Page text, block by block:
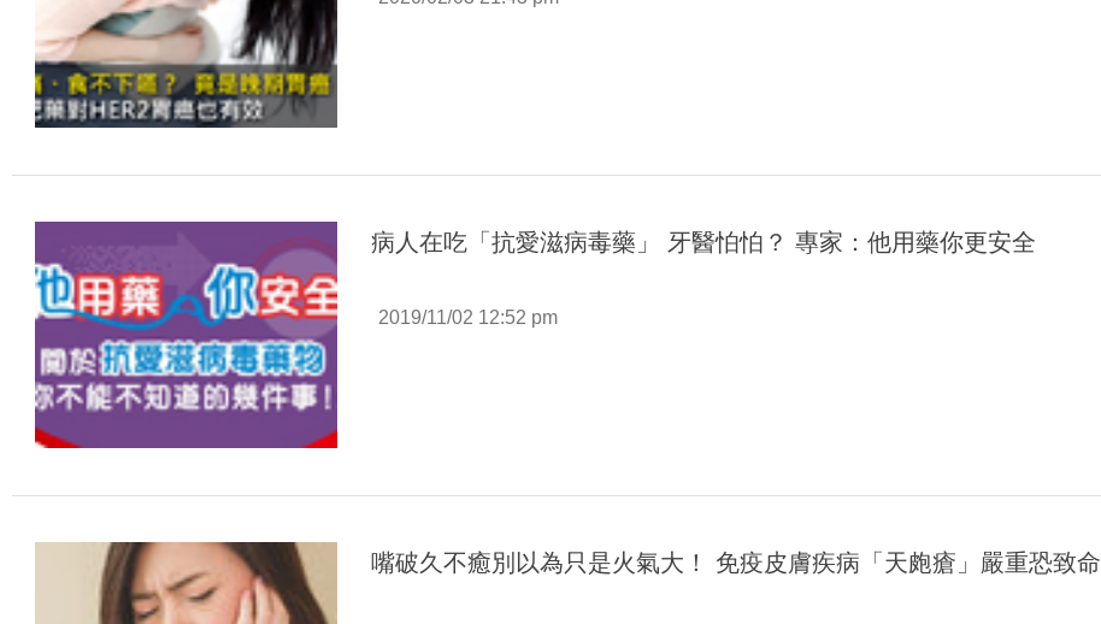
病人在吃「抗愛滋病毒藥」 牙醫怕怕？ 專家：他用藥你更安全
2019/11/02 12:52 pm
嘴破久不癒別以為只是火氣大！ 免疫皮膚疾病「天皰瘡」嚴重恐致命